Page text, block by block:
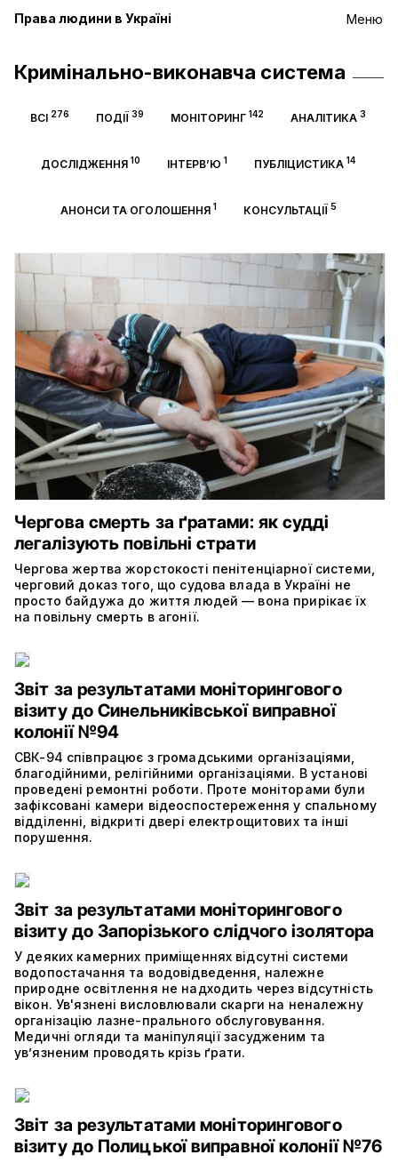
Меню
Права людини в Україні
Кримінально-виконавча система
ВСІ 276 ПОДІЇ 39 МОНІТОРИНГ 142 АНАЛІТИКА 3
ДОСЛІДЖЕННЯ 10 ІНТЕРВ’Ю 1 ПУБЛІЦИСТИКА 14
АНОНСИ ТА ОГОЛОШЕННЯ1 КОНСУЛЬТАЦІЇ5
Чергова смерть за ґратами: як судді
легалізують повільні страти
Чергова жертва жорстокості пенітенціарної системи,
черговий доказ того, що судова влада в Україні не
просто байдужа до життя людей — вона прирікає їх
на повільну смерть в агонії.
Звіт за результатами моніторингового
візиту до Синельниківської виправної
колонії №94
СВК-94 співпрацює з громадськими організаціями,
благодійними, релігійними організаціями. В установі
проведені ремонтні роботи. Проте моніторами були
зафіксовані камери відеоспостереження у спальному
відділенні, відкриті двері електрощитових та інші
порушення.
Звіт за результатами моніторингового
візиту до Запорізького слідчого ізолятора
У деяких камерних приміщеннях відсутні системи
водопостачання та водовідведення, належне
природне освітлення не надходить через відсутність
вікон. Ув'язнені висловлювали скарги на неналежну
організацію лазне-прального обслуговування.
Медичні огляди та маніпуляції засудженим та
ув’язненим проводять крізь ґрати.
Звіт за результатами моніторингового
візиту до Полицької виправної колонії №76